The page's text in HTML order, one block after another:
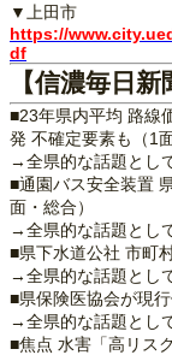
▼上田市
https://
df
【信濃毎日新
■23年県内平均 路線
発 不確定要素も（1面
→全県的な話題とし
■通園バス安全装置
面・総合）
→全県的な話題とし
■県下水道公社 市町
→全県的な話題とし
■県保険医協会が現
→全県的な話題とし
■焦点 水害「高リス